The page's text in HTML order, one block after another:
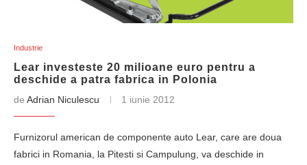
Industrie
Lear investeste 20 milioane euro pentru a
deschide a patra fabrica in Polonia
de Adrian Niculescu 1 iunie 2012
Furnizorul american de componente auto Lear, care are doua
fabrici in Romania, la Pitesti si Campulung, va deschide in